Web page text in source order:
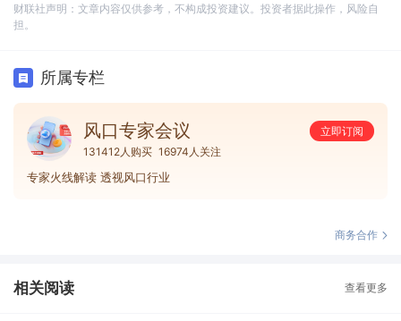
财联社声明：文章内容仅供参考，不构成投资建议。投资者据此操作，风险自
担。
所属专栏
风口专家会议
立即订阅
131412人购买 16974人关注
专家火线解读 透视风口行业
商务合作
相关阅读 查看更多